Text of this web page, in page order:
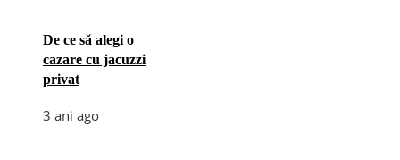
De ce să alegi o
cazare cu jacuzzi
privat
3 ani ago